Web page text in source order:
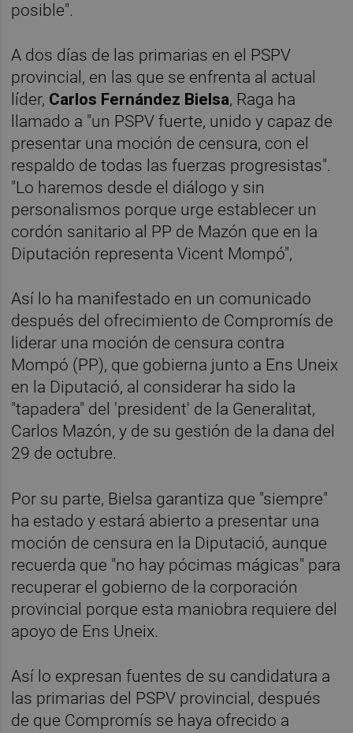
posible".
A dos días de las primarias en el PSPV
provincial, en las que se enfrenta al actual
líder, Carlos Fernández Bielsa, Raga ha
llamado a "un PSPV fuerte, unido y capaz de
presentar una moción de censura, con el
respaldo de todas las fuerzas progresistas".
"Lo haremos desde el diálogo y sin
personalismos porque urge establecer un
cordón sanitario al PP de Mazón que en la
Diputación representa Vicent Mompó",
Así lo ha manifestado en un comunicado
después del ofrecimiento de Compromís de
liderar una moción de censura contra
Mompó (PP), que gobierna junto a Ens Uneix
en la Diputació, al considerar ha sido la
"tapadera" del 'president' de la Generalitat,
Carlos Mazón, y de su gestión de la dana del
29 de octubre.
Por su parte, Bielsa garantiza que "siempre"
ha estado y estará abierto a presentar una
moción de censura en la Diputació, aunque
recuerda que "no hay pócimas mágicas" para
recuperar el gobierno de la corporación
provincial porque esta maniobra requiere del
apoyo de Ens Uneix.
Así lo expresan fuentes de su candidatura a
las primarias del PSPV provincial, después
de que Compromís se haya ofrecido a